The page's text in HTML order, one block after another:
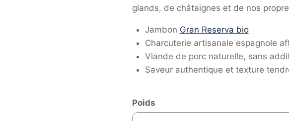
glands, de châtaignes et de nos
Jambon Gran Reserva bio
Charcuterie artisanale espagnole
Viande de porc naturelle, sans
Saveur authentique et texture
Poids